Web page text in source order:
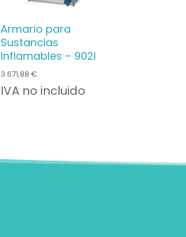
Armario para
Sustancias
Inflamables – 902l
3.671,88 €
IVA no incluido